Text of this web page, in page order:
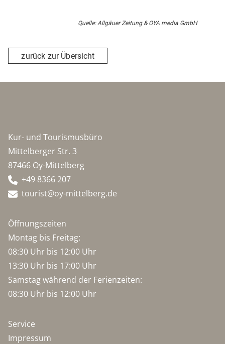
Quelle: Allgäuer Zeitung & OYA media GmbH
zurück zur Übersicht
Kur- und Tourismusbüro
Mittelberger Str. 3
87466 Oy-Mittelberg
+49 8366 207
tourist@oy-mittelberg.de
Öffnungszeiten
Montag bis Freitag:
08:30 Uhr bis 12:00 Uhr
13:30 Uhr bis 17:00 Uhr
Samstag während der Ferienzeiten:
08:30 Uhr bis 12:00 Uhr
Service
Impressum